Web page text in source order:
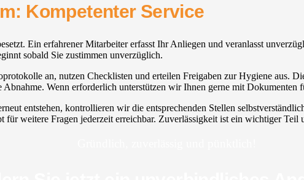
Kompetenter Service
Ein erfahrener Mitarbeiter erfasst Ihr Anliegen und veranlasst
sobald Sie zustimmen unverzüglich.
an, nutzen Checklisten und erteilen Freigaben zur Hygiene aus.
Wenn erforderlich unterstützen wir Ihnen gerne mit Dokumenten
entstehen, kontrollieren wir die entsprechenden Stellen
weitere Fragen jederzeit erreichbar. Zuverlässigkeit ist ein wichtiger Teil